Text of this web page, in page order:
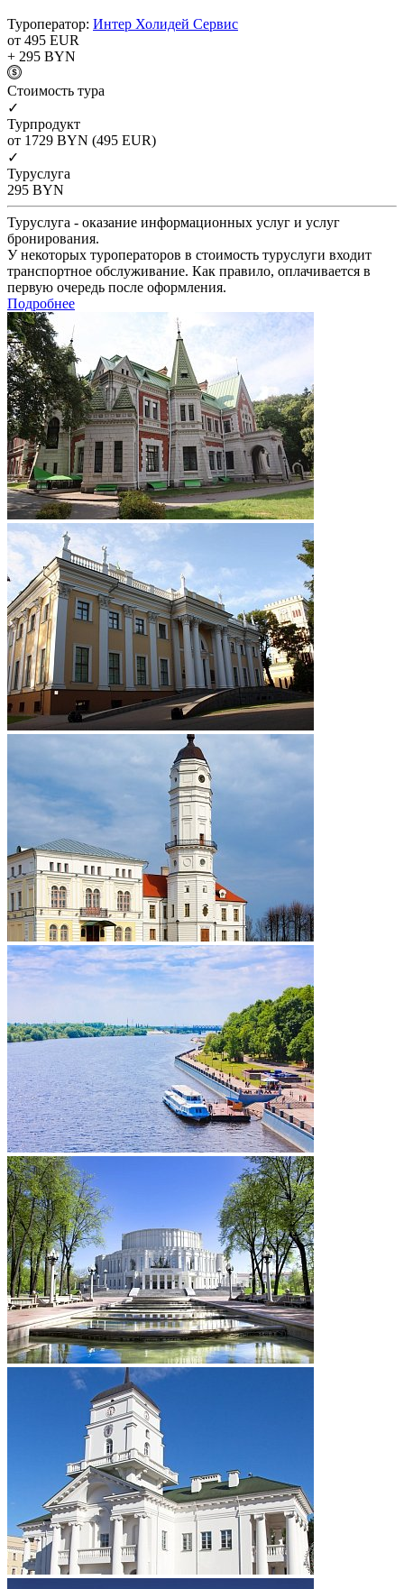
Туроператор: Интер Холидей Сервис
от 495 EUR
+ 295 BYN
Cтоимость тура
✓
Турпродукт
от 1729 BYN (495 EUR)
✓
Туруслуга
295 BYN
Туруслуга - оказание информационных услуг и услуг
бронирования.
У некоторых туроператоров в стоимость туруслуги входит
транспортное обслуживание. Как правило, оплачивается в
первую очередь после оформления.
Подробнее